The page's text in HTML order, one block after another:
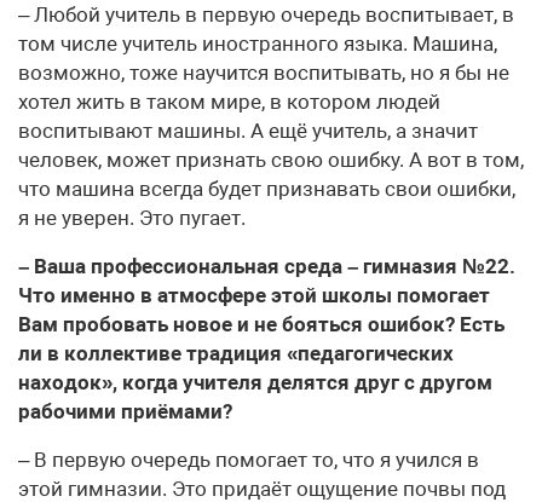
– Любой учитель в первую очередь воспитывает, в
том числе учитель иностранного языка. Машина,
возможно, тоже научится воспитывать, но я бы не
хотел жить в таком мире, в котором людей
воспитывают машины. А ещё учитель, а значит
человек, может признать свою ошибку. А вот в том,
что машина всегда будет признавать свои ошибки,
я не уверен. Это пугает.
– Ваша профессиональная среда – гимназия №22.
Что именно в атмосфере этой школы помогает
Вам пробовать новое и не бояться ошибок? Есть
ли в коллективе традиция «педагогических
находок», когда учителя делятся друг с другом
рабочими приёмами?
– В первую очередь помогает то, что я учился в
этой гимназии. Это придаёт ощущение почвы под